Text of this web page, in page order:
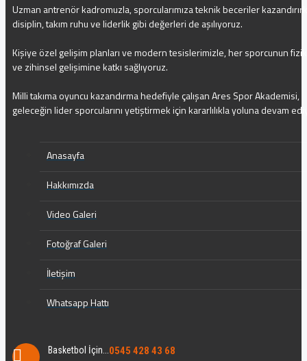
Uzman antrenör kadromuzla, sporcularımıza teknik beceriler
disiplin, takım ruhu ve liderlik gibi değerleri de aşılıyoruz.
Kişiye özel gelişim planları ve modern tesislerimizle, her sporcunun
ve zihinsel gelişimine katkı sağlıyoruz.
Milli takıma oyuncu kazandırma hedefiyle çalışan Ares Spor Akademisi,
geleceğin lider sporcularını yetiştirmek için kararlılıkla yoluna devam
Anasayfa
Hakkımızda
Video Galeri
Fotoğraf Galeri
İletişim
Whatsapp Hattı
Basketbol İçin... 0545 428 43 68